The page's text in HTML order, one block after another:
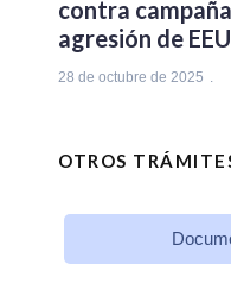
contra
agresión de
28 de octubre de 2025
OTROS